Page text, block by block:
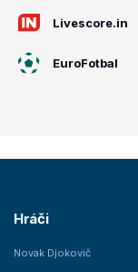
Livescore.in
EuroFotbal
Hráči
Novak Djokovič